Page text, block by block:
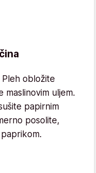
obložite
maslinovim uljem.
papirnim
posolite,